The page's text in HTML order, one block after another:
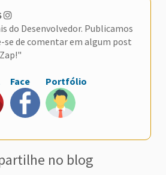
do Desenvolvedor. Publicamos
se de comentar em algum post
Face Portfólio
no blog